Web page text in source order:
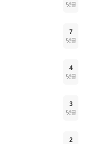
댓글
7
댓글
4
댓글
3
댓글
2